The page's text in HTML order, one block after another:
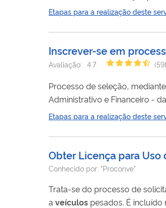
Etapas para a realização deste
Inscrever-se em
Avaliação: 4.7 (
Processo de seleção, mediante
Administrativo e Financeiro -
interesse do aluno. Os
Etapas para a realização deste
Obter Licença para Uso
Conhecido por: "Proconve"
Trata-se do processo de
a veículos pesados. É